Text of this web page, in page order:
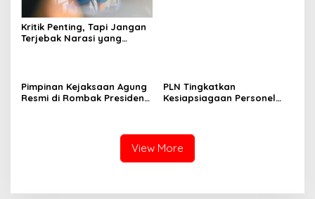
Kritik Penting, Tapi Jangan
Terjebak Narasi yang
Pimpinan Kejaksaan Agung
Resmi di Rombak Presiden
PLN Tingkatkan
Kesiapsiagaan Personel
View More